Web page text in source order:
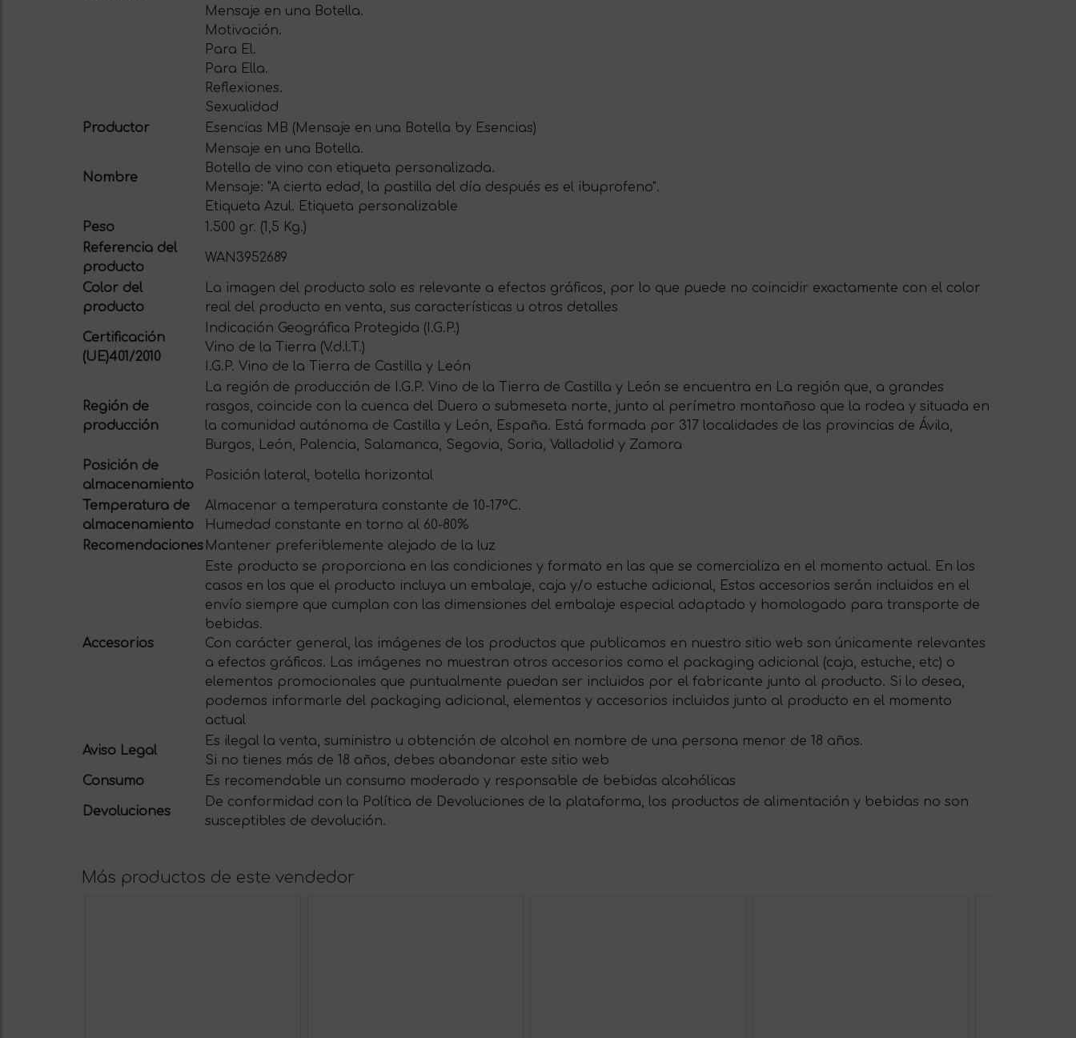
Mensaje en una Botella.
Motivación.
Para El.
Para Ella.
Reflexiones.
Sexualidad
Productor
Esencias MB (Mensaje en una Botella by Esencias)
Nombre
Mensaje en una Botella.
Botella de vino con etiqueta personalizada.
Mensaje: "A cierta edad, la pastilla del día después es el ibuprofeno".
Etiqueta Azul. Etiqueta personalizable
Peso
1.500 gr. (1,5 Kg.)
Referencia del
producto
WAN3952689
Color del
producto
La imagen del producto solo es relevante a efectos gráficos, por lo que puede no coincidir exactamente con el color
real del producto en venta, sus características u otros detalles
Certificación
(UE)401/2010
Indicación Geográfica Protegida (I.G.P.)
Vino de la Tierra (V.d.l.T.)
I.G.P. Vino de la Tierra de Castilla y León
Región de
producción
La región de producción de I.G.P. Vino de la Tierra de Castilla y León se encuentra en La región que, a grandes
rasgos, coincide con la cuenca del Duero o submeseta norte, junto al perímetro montañoso que la rodea y situada en
la comunidad autónoma de Castilla y León, España. Está formada por 317 localidades de las provincias de Ávila,
Burgos, León, Palencia, Salamanca, Segovia, Soria, Valladolid y Zamora
Posición de
almacenamiento
Posición lateral, botella horizontal
Temperatura de
almacenamiento
Almacenar a temperatura constante de 10-17ºC.
Humedad constante en torno al 60-80%
Recomendaciones Mantener preferiblemente alejado de la luz
Accesorios
Este producto se proporciona en las condiciones y formato en las que se comercializa en el momento actual. En los
casos en los que el producto incluya un embalaje, caja y/o estuche adicional, Estos accesorios serán incluidos en el
envío siempre que cumplan con las dimensiones del embalaje especial adaptado y homologado para transporte de
bebidas.
Con carácter general, las imágenes de los productos que publicamos en nuestro sitio web son únicamente relevantes
a efectos gráficos. Las imágenes no muestran otros accesorios como el packaging adicional (caja, estuche, etc) o
elementos promocionales que puntualmente puedan ser incluidos por el fabricante junto al producto. Si lo desea,
podemos informarle del packaging adicional, elementos y accesorios incluidos junto al producto en el momento
actual
Aviso Legal
Es ilegal la venta, suministro u obtención de alcohol en nombre de una persona menor de 18 años.
Si no tienes más de 18 años, debes abandonar este sitio web
Consumo
Es recomendable un consumo moderado y responsable de bebidas alcohólicas
Devoluciones
De conformidad con la Política de Devoluciones de la plataforma, los productos de alimentación y bebidas no son
susceptibles de devolución.
Más productos de este vendedor